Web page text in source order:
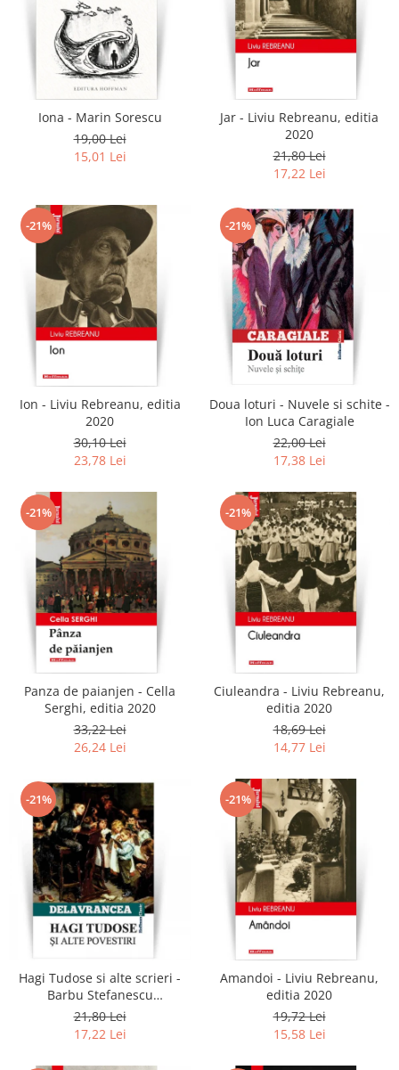
Iona - Marin Sorescu
19,00 Lei
15,01 Lei
Jar - Liviu Rebreanu, editia
2020
21,80 Lei
17,22 Lei
-21%
Ion - Liviu Rebreanu, editia
2020
30,10 Lei
23,78 Lei
-21%
Doua loturi - Nuvele si schite -
Ion Luca Caragiale
22,00 Lei
17,38 Lei
-21%
Panza de paianjen - Cella
Serghi, editia 2020
33,22 Lei
26,24 Lei
-21%
Ciuleandra - Liviu Rebreanu,
editia 2020
18,69 Lei
14,77 Lei
-21%
Hagi Tudose si alte scrieri -
Barbu Stefanescu
Delavrancea
21,80 Lei
17,22 Lei
-21%
Amandoi - Liviu Rebreanu,
editia 2020
19,72 Lei
15,58 Lei